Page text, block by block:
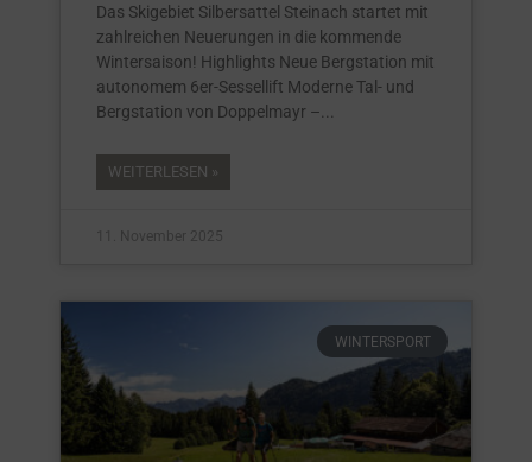
Das Skigebiet Silbersattel Steinach startet mit
zahlreichen Neuerungen in die kommende
Wintersaison! Highlights Neue Bergstation mit
autonomem 6er-Sessellift Moderne Tal- und
Bergstation von Doppelmayr –
WEITERLESEN »
11. November 2025
WINTERSPORT